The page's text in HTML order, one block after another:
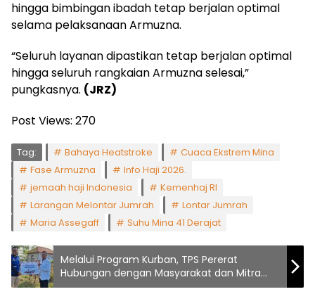
hingga bimbingan ibadah tetap berjalan optimal
selama pelaksanaan Armuzna.
“Seluruh layanan dipastikan tetap berjalan optimal
hingga seluruh rangkaian Armuzna selesai,”
pungkasnya. (JRZ)
Post Views: 270
Tag: Bahaya Heatstroke
Cuaca Ekstrem Mina
Fase Armuzna
Info Haji 2026.
jemaah haji Indonesia
Kemenhaj RI
Larangan Melontar Jumrah
Lontar Jumrah
Maria Assegaff
Suhu Mina 41 Derajat
Melalui Program Kurban, TPS Pererat
Hubungan dengan Masyarakat dan Mitra
Kerja